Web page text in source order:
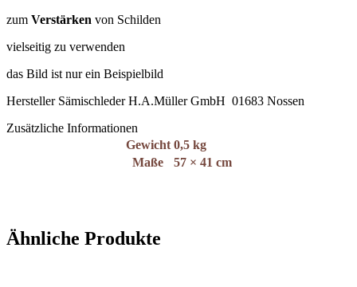
zum Verstärken von Schilden
vielseitig zu verwenden
das Bild ist nur ein Beispielbild
Hersteller Sämischleder H.A.Müller GmbH 01683 Nossen
Zusätzliche Informationen
Gewicht 0,5 kg
Maße
57 × 41 cm
Ähnliche Produkte